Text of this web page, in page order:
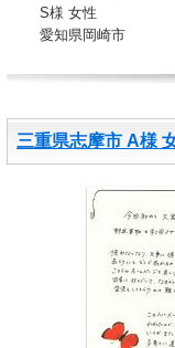
S様 女性
愛知県岡崎市
三重県志摩市 A様